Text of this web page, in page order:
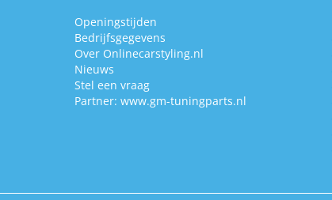
Openingstijden
Bedrijfsgegevens
Over Onlinecarstyling.nl
Nieuws
Stel een vraag
Partner: www.gm-tuningparts.nl